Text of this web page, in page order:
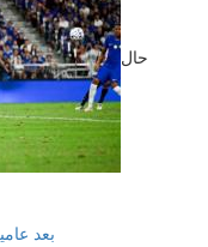
حال
بعد